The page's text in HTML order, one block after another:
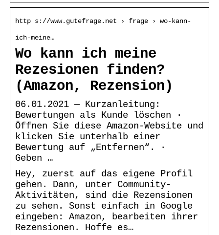
http s://www.gutefrage.net › frage › wo-kann-
ich-meine…
Wo kann ich meine
Rezesionen finden?
(Amazon, Rezension)
06.01.2021 — Kurzanleitung:
Bewertungen als Kunde löschen ·
Öffnen Sie diese Amazon-Website und
klicken Sie unterhalb einer
Bewertung auf „Entfernen“. ·
Geben …
Hey, zuerst auf das eigene Profil
gehen. Dann, unter Community-
Aktivitäten, sind die Rezensionen
zu sehen. Sonst einfach in Google
eingeben: Amazon, bearbeiten ihrer
Rezensionen. Hoffe es…